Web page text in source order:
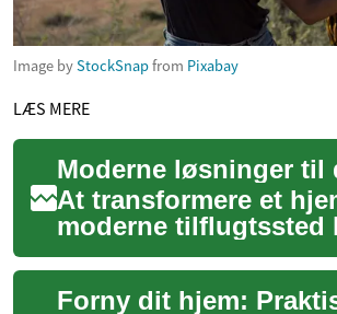
Image byStockSnapfrom Pixabay
LÆS MERE
At transformere et
moderne tilflugtssted
om mere end blot
handler om at skabe